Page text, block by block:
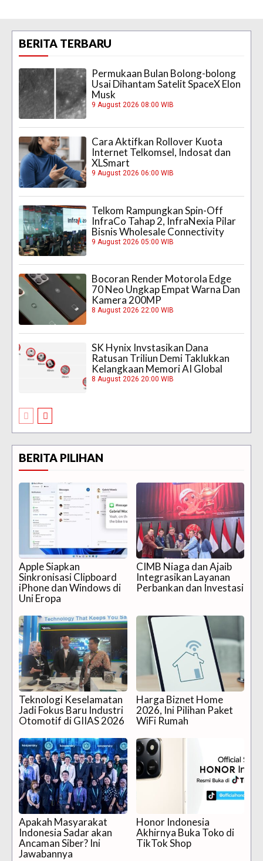
BERITA TERBARU
Permukaan Bulan Bolong-bolong
Usai Dihantam Satelit SpaceX Elon
Musk
9 August 2026 08:00 WIB
Cara Aktifkan Rollover Kuota
Internet Telkomsel, Indosat dan
XLSmart
9 August 2026 06:00 WIB
Telkom Rampungkan Spin-Off
InfraCo Tahap 2, InfraNexia Pilar
Bisnis Wholesale Connectivity
9 August 2026 05:00 WIB
Bocoran Render Motorola Edge
70 Neo Ungkap Empat Warna Dan
Kamera 200MP
8 August 2026 22:00 WIB
SK Hynix Invstasikan Dana
Ratusan Triliun Demi Taklukkan
Kelangkaan Memori AI Global
8 August 2026 20:00 WIB
BERITA PILIHAN
Apple Siapkan
Sinkronisasi Clipboard
iPhone dan Windows di
Uni Eropa
CIMB Niaga dan Ajaib
Integrasikan Layanan
Perbankan dan Investasi
Teknologi Keselamatan
Jadi Fokus Baru Industri
Otomotif di GIIAS 2026
Harga Biznet Home
2026, Ini Pilihan Paket
WiFi Rumah
Apakah Masyarakat
Indonesia Sadar akan
Ancaman Siber? Ini
Jawabannya
Honor Indonesia
Akhirnya Buka Toko di
TikTok Shop